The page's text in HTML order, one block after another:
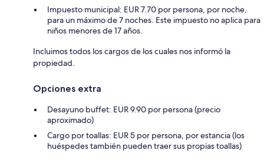
Impuesto municipal: EUR 7.70 por persona, por noche,
para un máximo de 7 noches. Este impuesto no aplica para
niños menores de 17 años.
Incluimos todos los cargos de los cuales nos informó la
propiedad.
Opciones extra
Desayuno buffet: EUR 9.90 por persona (precio
aproximado)
Cargo por toallas: EUR 5 por persona, por estancia (los
huéspedes también pueden traer sus propias toallas)